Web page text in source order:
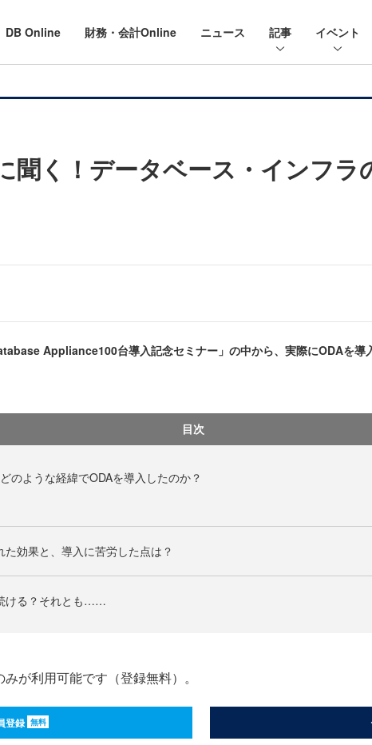
DB Online 財務・会計Online ニュース 記事 イベント
聞く！データベース・インフラ
Appliance100台導入記念セミナー」の中から、実際にODAを導
目次
のような経緯でODAを導入したのか？
た効果と、導入に苦労した点は？
ける？それとも……
が利用可能です（登録無料）。
登録 無料